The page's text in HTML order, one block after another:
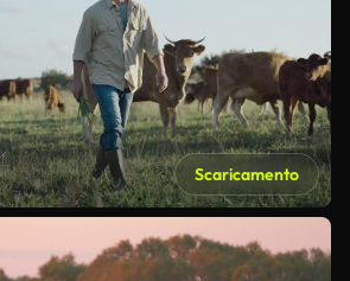
Scaricamento